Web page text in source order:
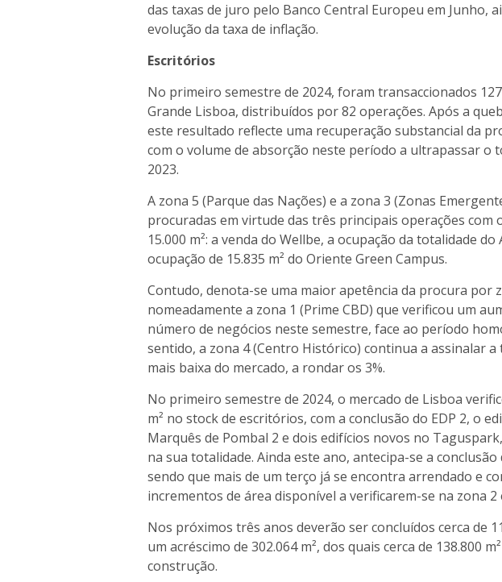
das taxas de juro pelo Banco Central Europeu em Junho,
evolução da taxa de inflação.
Escritórios
No primeiro semestre de 2024, foram transaccionados
Grande Lisboa, distribuídos por 82 operações. Após a
este resultado reflecte uma recuperação substancial da
com o volume de absorção neste período a ultrapassar o
2023.
A zona 5 (Parque das Nações) e a zona 3 (Zonas
procuradas em virtude das três principais operações com
15.000 m²: a venda do Wellbe, a ocupação da totalidade do
ocupação de 15.835 m² do Oriente Green Campus.
Contudo, denota-se uma maior apetência da procura por
nomeadamente a zona 1 (Prime CBD) que verificou um
número de negócios neste semestre, face ao período
sentido, a zona 4 (Centro Histórico) continua a assinalar a
mais baixa do mercado, a rondar os 3%.
No primeiro semestre de 2024, o mercado de Lisboa
m² no stock de escritórios, com a conclusão do EDP 2, o
Marquês de Pombal 2 e dois edifícios novos no
na sua totalidade. Ainda este ano, antecipa-se a conclusão
sendo que mais de um terço já se encontra arrendado e
incrementos de área disponível a verificarem-se na zona 2
Nos próximos três anos deverão ser concluídos cerca de
um acréscimo de 302.064 m², dos quais cerca de 138.800
construção.